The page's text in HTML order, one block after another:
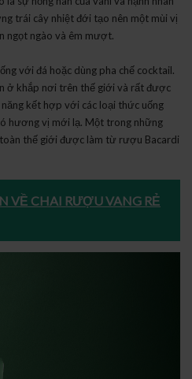
trái cây nhiệt đới tạo nên một mùi vị
ngọt ngào và êm mượt.
với đá hoặc dùng pha chế cocktail.
ở khắp nơi trên thế giới và rất được
kết hợp với các loại thức uống
hương vị mới lạ. Một trong những
thế giới được làm từ rượu Bacardi
VỀ CHAI RƯỢU VANG RẺ